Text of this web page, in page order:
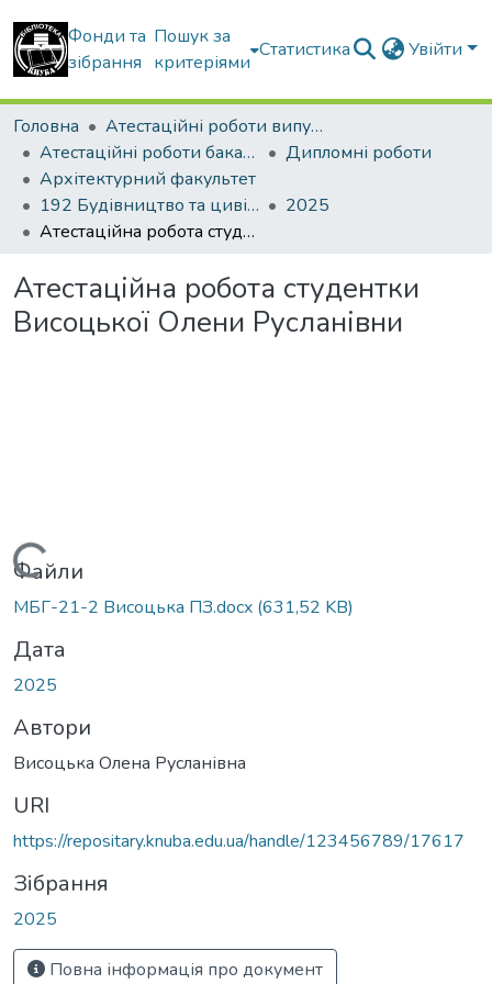
Фонди та
зібрання
Пошук за
критеріями
Статистика Увійти
Головна
Атестаційні роботи випускників
Атестаційні роботи бакалаврів
Дипломні роботи
Архітектурний факультет
192 Будівництво та цивільна інженерія
2025
Атестаційна робота студентки Висоцької Олени Русланівни
Атестаційна робота студентки
Висоцької Олени Русланівни
Вантажиться...
Файли
МБГ-21-2 Висоцька ПЗ.docx (631,52 KB)
Дата
2025
Автори
Висоцька Олена Русланівна
URI
https://repositary.knuba.edu.ua/handle/123456789/17617
Зібрання
2025
Повна інформація про документ